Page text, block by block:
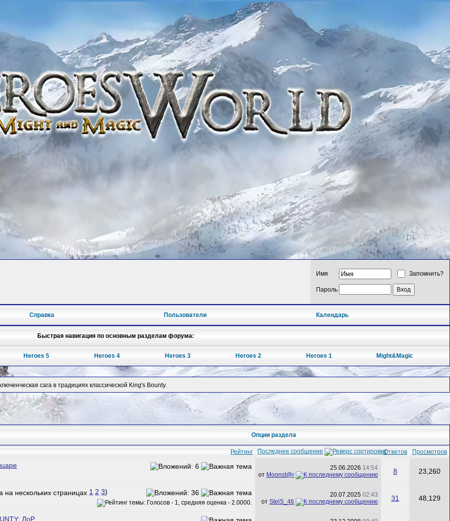
Имя Запомнить?
Пароль
Справка Пользователи Календарь
Быстрая навигация по основным разделам форума:
Heroes 5 Heroes 4 Heroes 3 Heroes 2 Heroes 1 Might&Magic
сага в традициях классической King's Bounty.
Опции раздела
Рейтинг Последнее сообщение Ответов Просмотров
25.06.2026 14:54
от Mооnst@r 8 23,260
1 2 3) 20.07.2025 02:43
от StelS_46 31 48,129
ЛоР